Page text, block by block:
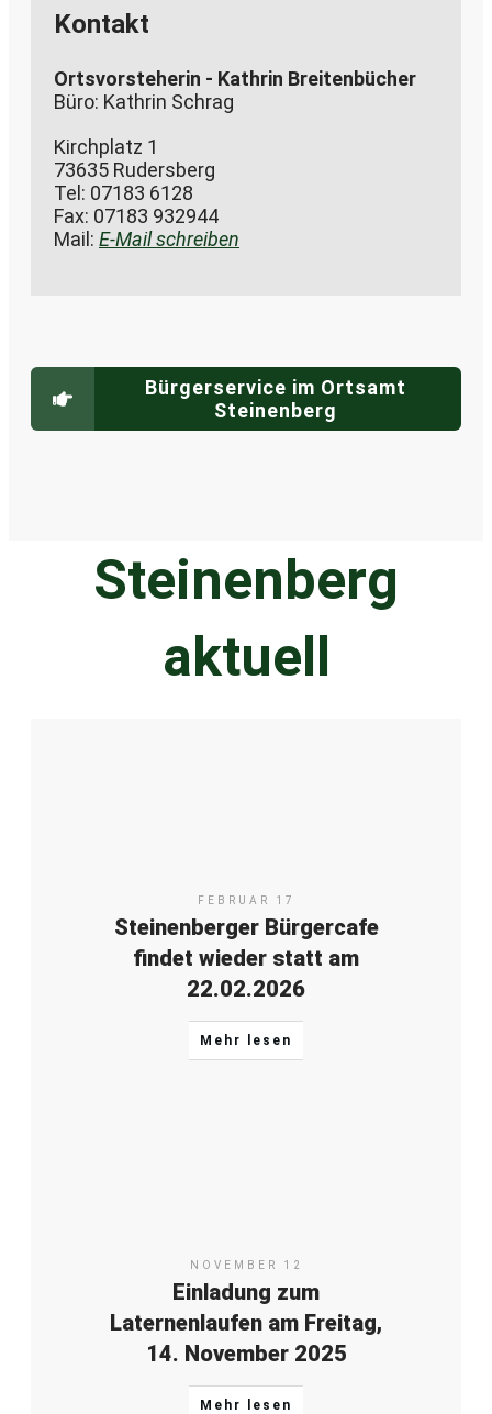
Kontakt
Ortsvorsteherin - Kathrin Breitenbücher
Büro: Kathrin Schrag
Kirchplatz 1
73635 Rudersberg
Tel: 07183 6128
Fax: 07183 932944
Mail: E-Mail schreiben
Bürgerservice im Ortsamt
Steinenberg
Steinenberg
aktuell
FEBRUAR 17
Steinenberger Bürgercafe
findet wieder statt am
22.02.2026
Mehr lesen
NOVEMBER 12
Einladung zum
Laternenlaufen am Freitag,
14. November 2025
Mehr lesen